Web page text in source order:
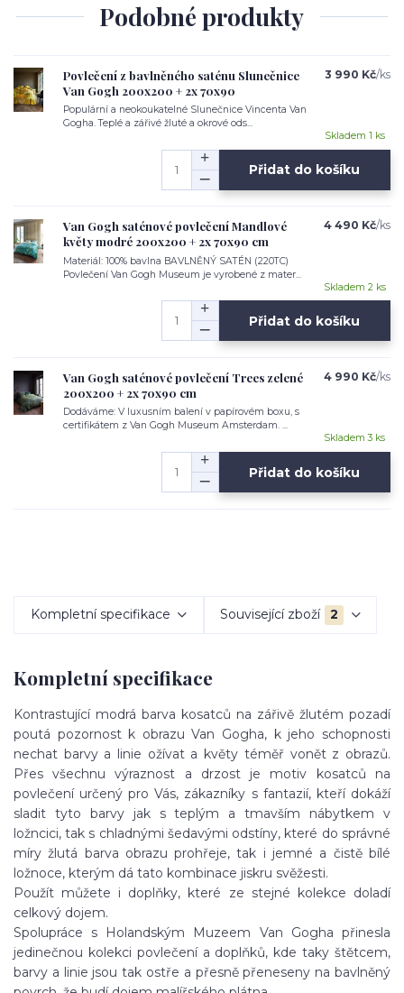
Podobné produkty
Povlečení z bavlněného saténu Slunečnice
Van Gogh 200x200 + 2x 70x90
Populární a neokoukatelné Slunečnice Vincenta Van
Gogha. Teplé a zářivé žluté a okrové ods...
3 990 Kč/ks
Skladem 1 ks
Přidat do košíku
Van Gogh saténové povlečení Mandlové
květy modré 200x200 + 2x 70x90 cm
Materiál: 100% bavlna BAVLNĚNÝ SATÉN (220TC)
Povlečení Van Gogh Museum je vyrobené z mater...
4 490 Kč/ks
Skladem 2 ks
Přidat do košíku
Van Gogh saténové povlečení Trees zelené
200x200 + 2x 70x90 cm
Dodáváme: V luxusním balení v papírovém boxu, s
certifikátem z Van Gogh Museum Amsterdam. ...
4 990 Kč/ks
Skladem 3 ks
Přidat do košíku
Kompletní specifikace Související zboží 2
Kompletní specifikace
Kontrastující modrá barva kosatců na zářivě žlutém pozadí
poutá pozornost k obrazu Van Gogha, k jeho schopnosti
nechat barvy a linie ožívat a květy téměř vonět z obrazů.
Přes všechnu výraznost a drzost je motiv kosatců na
povlečení určený pro Vás, zákazníky s fantazií, kteří dokáží
sladit tyto barvy jak s teplým a tmavším nábytkem v
ložncici, tak s chladnými šedavými odstíny, které do správné
míry žlutá barva obrazu prohřeje, tak i jemné a čistě bílé
ložnoce, kterým dá tato kombinace jiskru svěžesti.
Použít můžete i doplňky, které ze stejné kolekce doladí
celkový dojem.
Spolupráce s Holandským Muzeem Van Gogha přinesla
jedinečnou kolekci povlečení a doplňků, kde taky štětcem,
barvy a linie jsou tak ostře a přesně přeneseny na bavlněný